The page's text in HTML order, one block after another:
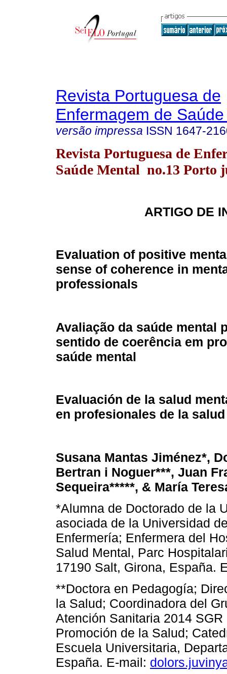
Revista Portuguesa de
Enfermagem de
versão impressa ISSN 1647-
Revista Portuguesa de
Saúde Mental no.13 Porto
ARTIGO DE
Evaluation of positive
sense of coherence in
professionals
Avaliação da saúde mental
sentido de coerência em
saúde mental
Evaluación de la salud
en profesionales de la
Susana Mantas Jiménez*,
Bertran i Noguer***, Juan
Sequeira*****, & María
*Alumna de Doctorado de la
asociada de la Universidad
Enfermería; Enfermera del
Salud Mental, Parc
17190 Salt, Girona, España.
**Doctora en Pedagogía;
la Salud; Coordinadora del
Atención Sanitaria 2014
Promoción de la Salud;
Escuela Universitaria,
España. E-mail: